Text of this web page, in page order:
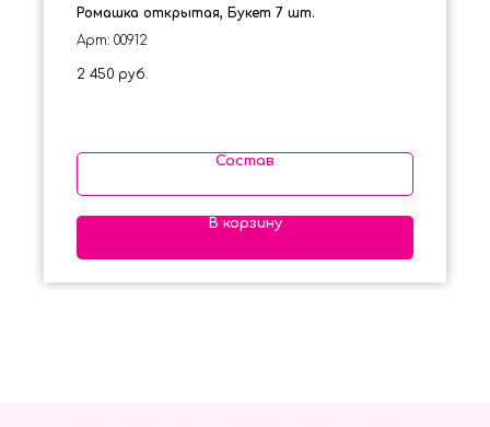
Ромашка открытая, Букет 7 шт.
Арт: 00912
2 450 руб.
Состав
В корзину